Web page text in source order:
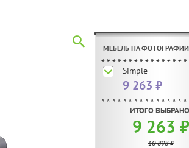
МЕБЕЛЬ НА
Simple
9 263 ₽
ИТОГО
9 263 ₽
10 898₽